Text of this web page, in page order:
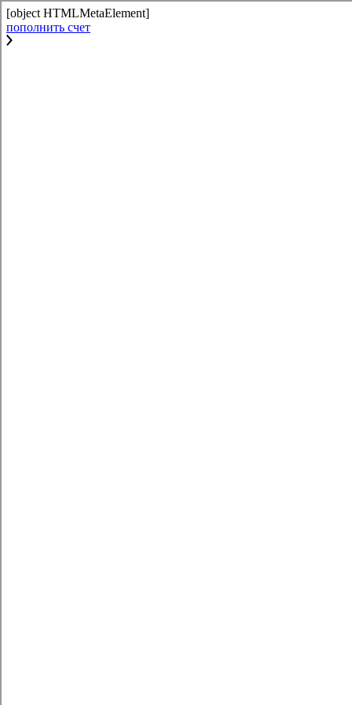
[object HTMLMetaElement]
пополнить счет